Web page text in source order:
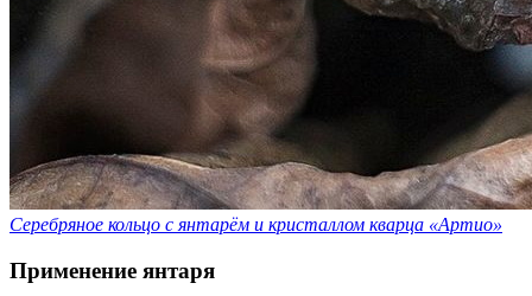
Серебряное кольцо с янтарём и кристаллом кварца «Артио»
Применение янтаря